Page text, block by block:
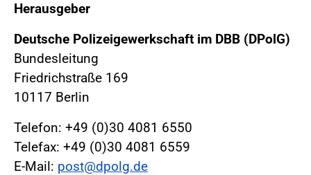
Herausgeber
Deutsche Polizeigewerkschaft im DBB (DPolG)
Bundesleitung
Friedrichstraße 169
10117 Berlin
Telefon: +49 (0)30 4081 6550
Telefax: +49 (0)30 4081 6559
E-Mail: post@dpolg.de